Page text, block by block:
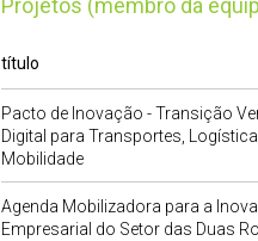
Projetos (membro da
título
Pacto de Inovação - Transição
Digital para Transportes,
Mobilidade
Agenda Mobilizadora para a
Empresarial do Setor das Duas